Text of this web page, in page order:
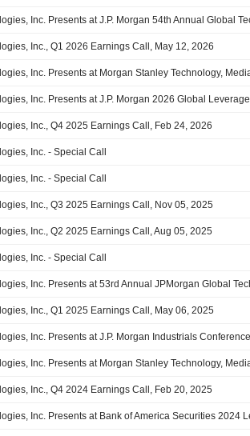
Inc., Q1 2026 Earnings Call, May 12, 2026
Inc., Q4 2025 Earnings Call, Feb 24, 2026
Inc. - Special Call
Inc. - Special Call
Inc., Q3 2025 Earnings Call, Nov 05, 2025
Inc., Q2 2025 Earnings Call, Aug 05, 2025
Inc. - Special Call
Inc., Q1 2025 Earnings Call, May 06, 2025
Inc., Q4 2024 Earnings Call, Feb 20, 2025